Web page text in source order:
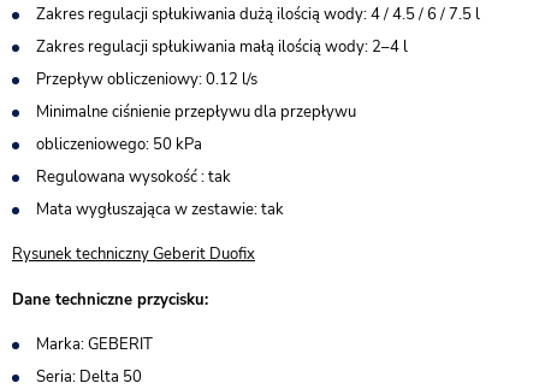
Zakres regulacji spłukiwania dużą ilością wody: 4 / 4.5 / 6 / 7.5 l
Zakres regulacji spłukiwania małą ilością wody: 2–4 l
Przepływ obliczeniowy: 0.12 l/s
Minimalne ciśnienie przepływu dla przepływu
obliczeniowego: 50 kPa
Regulowana wysokość : tak
Mata wygłuszająca w zestawie: tak
Rysunek techniczny Geberit Duofix
Dane techniczne przycisku:
Marka: GEBERIT
Seria: Delta 50